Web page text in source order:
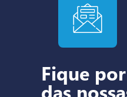
Fique
das